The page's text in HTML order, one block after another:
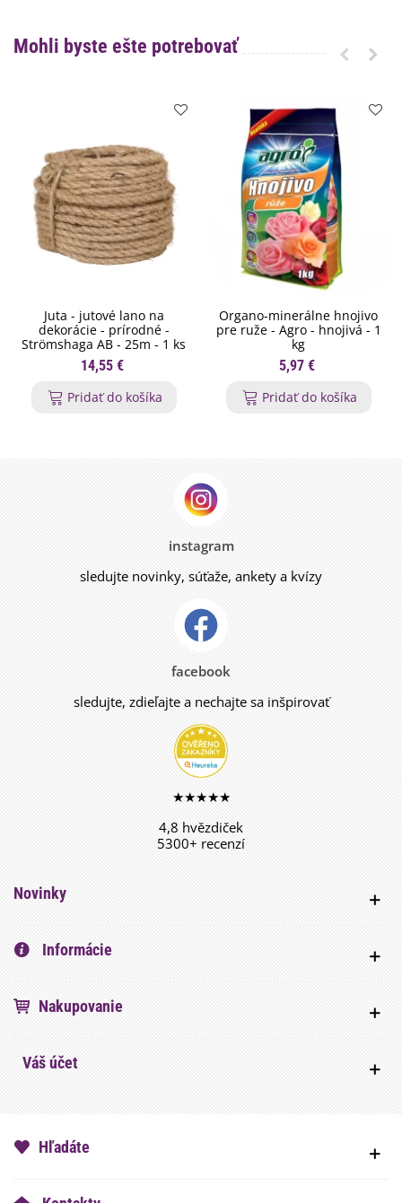
Mohli byste ešte potrebovať
Juta - jutové lano na
dekorácie - prírodné -
Strömshaga AB - 25m - 1 ks
14,55 €
Pridať do košíka
Organo-minerálne hnojivo
pre ruže - Agro - hnojivá - 1
kg
5,97 €
Pridať do košíka
instagram
sledujte novinky, súťaže, ankety a kvízy
facebook
sledujte, zdieľajte a nechajte sa inšpirovať
★★★★★
4,8 hvězdiček
5300+ recenzí
Novinky
Informácie
Nakupovanie
Váš účet
Hľadáte